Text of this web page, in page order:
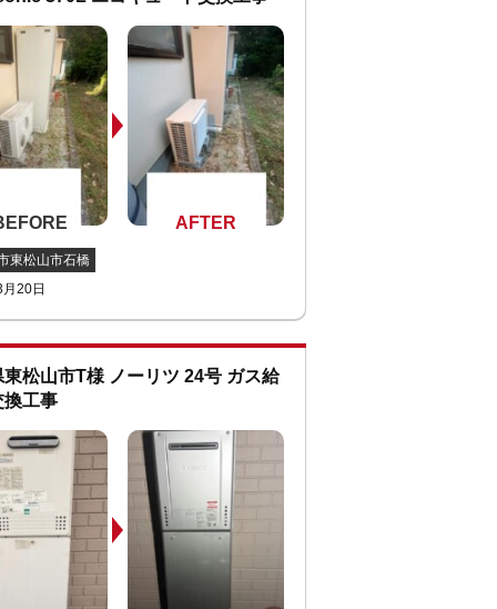
東松山市石橋
20日
東松山市T様 ノーリツ 24号 ガス給
換工事